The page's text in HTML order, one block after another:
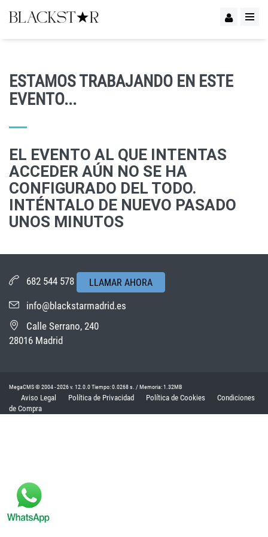
ESTAMOS TRABAJANDO EN ESTE
EVENTO...
EL EVENTO AL QUE INTENTAS
ACCEDER AÚN NO SE HA
CONFIGURADO DEL TODO.
INTÉNTALO DE NUEVO PASADO
UNOS MINUTOS
682 544 578 LLAMAR AHORA
info@blackstarmadrid.es
Calle Serrano, 240
28016 Madrid
MegaCMS © 2004 - 2026 v. 12.0.0 Tiempo: 0.0268 s. / Memoria: 1.32MB
Aviso Legal Política de Privacidad Política de Cookies
Condiciones
de Compra